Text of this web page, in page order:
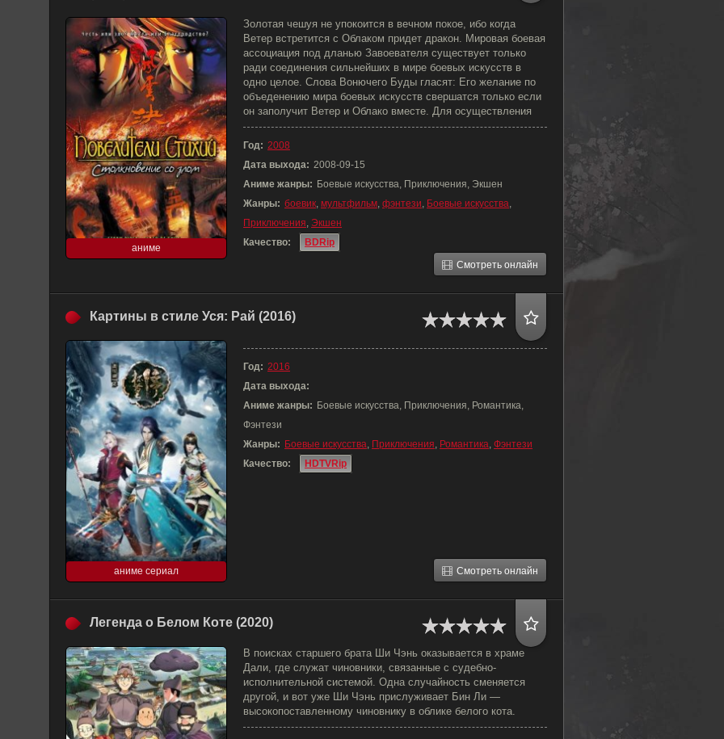
аниме
Золотая чешуя не упокоится в вечном покое, ибо когда
Ветер встретится с Oблаком придет дракон. Мировая боевая
ассоциация под дланью Завоевателя существует только
ради соединения сильнейших в мире боевых искусств в
одно целое. Слова Вонючего Буды гласят: Его желание по
объеденению мира боевых искусств свершатся только если
он заполучит Ветер и Облако вместе. Для осуществления
Год: 2008
Дата выхода: 2008-09-15
Аниме жанры: Боевые искусства, Приключения, Экшен
Жанры: боевик, мультфильм, фэнтези, Боевые искусства,
Приключения, Экшен
Качество:
BDRip
Смотреть онлайн
Картины в стиле Уся: Рай (2016)
аниме сериал
Год: 2016
Дата выхода:
Аниме жанры: Боевые искусства, Приключения, Романтика,
Фэнтези
Жанры: Боевые искусства, Приключения, Романтика, Фэнтези
Качество:
HDTVRip
Смотреть онлайн
Легенда о Белом Коте (2020)
В поисках старшего брата Ши Чэнь оказывается в храме
Дали, где служат чиновники, связанные с судебно-
исполнительной системой. Одна случайность сменяется
другой, и вот уже Ши Чэнь прислуживает Бин Ли —
высокопоставленному чиновнику в облике белого кота.